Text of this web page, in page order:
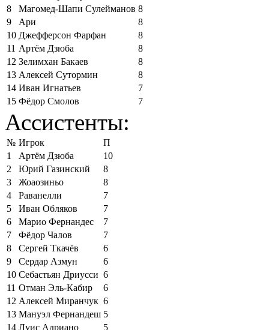
8
Магомед-Шапи Сулейманов 8
9
Ари
8
10 Джефферсон Фарфан
8
11 Артём Дзюба
8
12 Зелимхан Бакаев
8
13 Алексей Сутормин
8
14 Иван Игнатьев
7
15 Фёдор Смолов 7
Ассистенты:
№ Игрок
П
1
Артём Дзюба
10
2
Юрий Газинский
8
3
Жоаозиньо
8
4
Раванелли
7
5
Иван Обляков
7
6
Марио Фернандес
7
7
Фёдор Чалов
7
8
Сергей Ткачёв
6
9
Сердар Азмун
6
10 Себастьян Дриусси 6
11 Отман Эль-Кабир
6
12 Алексей Миранчук 6
13 Мануэл Фернандеш 5
14 Луис Адриано 5